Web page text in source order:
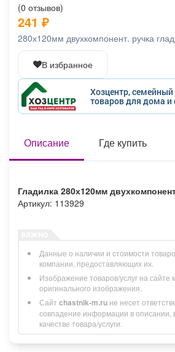
Афиша
Товары Поздравления
(0 отзывов)
241 ₽
280х120мм двухкомпонент. ручка
В избранное
Хозцентр,
товаров для дома и
Описание Где купить
Гладилка 280х120мм
Артикул: 113929
Данные о наличии и стоимости
компании, предоставляющих их.
Изображение товаров/услуг на сайте
оригинального изображения.
Сайт chastnik-m.ru не несет
совпадение информации в описании,
качестве товара/услуги.